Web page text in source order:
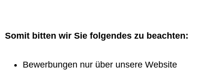
Somit bitten wir Sie folgendes zu beachten:
Bewerbungen nur über unsere Website